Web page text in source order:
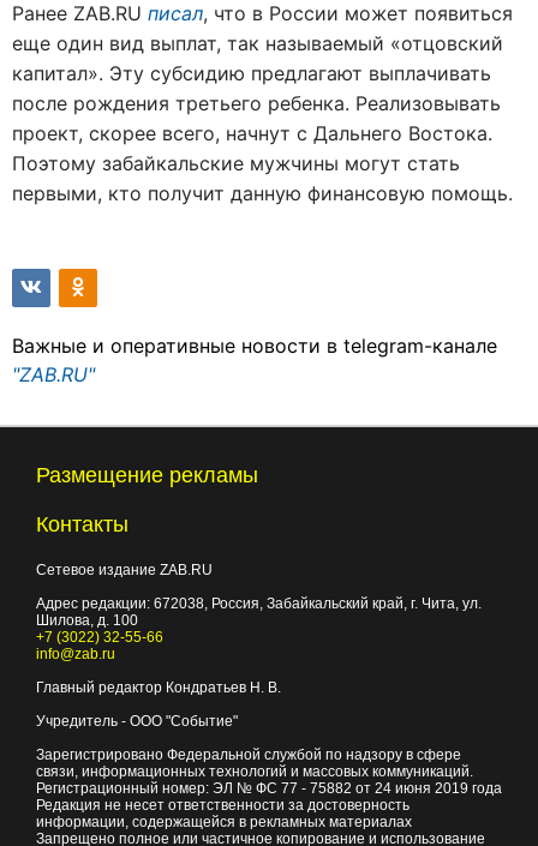
Ранее ZAB.RU писал, что в России может появиться
еще один вид выплат, так называемый «отцовский
капитал». Эту субсидию предлагают выплачивать
после рождения третьего ребенка. Реализовывать
проект, скорее всего, начнут с Дальнего Востока.
Поэтому забайкальские мужчины могут стать
первыми, кто получит данную финансовую помощь.
Важные и оперативные новости в telegram-канале
"ZAB.RU"
Размещение рекламы
Контакты
Сетевое издание ZAB.RU
Адрес редакции: 672038, Россия, Забайкальский край, г. Чита, ул.
Шилова, д. 100
+7 (3022) 32-55-66
info@zab.ru
Главный редактор Кондратьев Н. В.
Учредитель - ООО "Событие"
Зарегистрировано Федеральной службой по надзору в сфере
связи, информационных технологий и массовых коммуникаций.
Регистрационный номер: ЭЛ № ФС 77 - 75882 от 24 июня 2019 года
Редакция не несет ответственности за достоверность
информации, содержащейся в рекламных материалах
Запрещено полное или частичное копирование и использование